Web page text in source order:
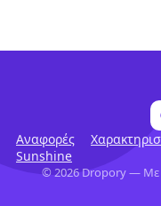
Αναφορές
Sunshine
©2026Dropory — Με